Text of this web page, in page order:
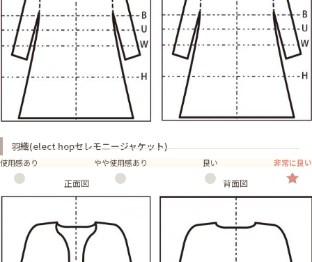
羽織(elect hopセレモニージャケット)
使用感あり やや使用感あり 良い 非常に良い
正面図 背面図